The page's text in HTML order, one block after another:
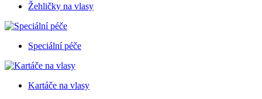
Žehličky na vlasy
Speciální péče
Kartáče na vlasy